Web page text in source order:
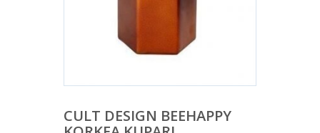
CULT DESIGN BEEHAPPY